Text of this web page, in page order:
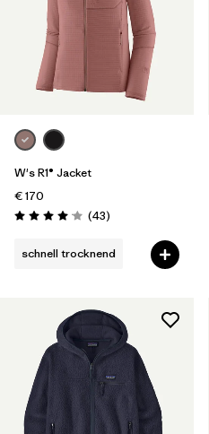
W's R1® Jacket
€ 170
Bewertung: 4.0 / 5
(43Rezensionen
)
schnell trocknend